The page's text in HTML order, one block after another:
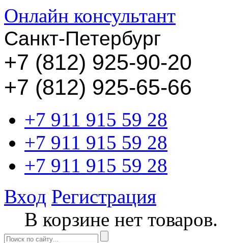
Онлайн консультант
Санкт-Петербург
+7 (812) 925-90-20
+7 (812) 925-65-66
+7 911 915 59 28
+7 911 915 59 28
+7 911 915 59 28
Вход Регистрация
В корзине нет товаров.